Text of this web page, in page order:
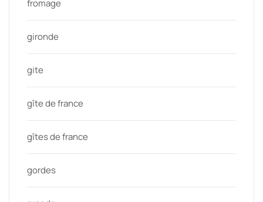
fromage
gironde
gite
gîte de france
gîtes de france
gordes